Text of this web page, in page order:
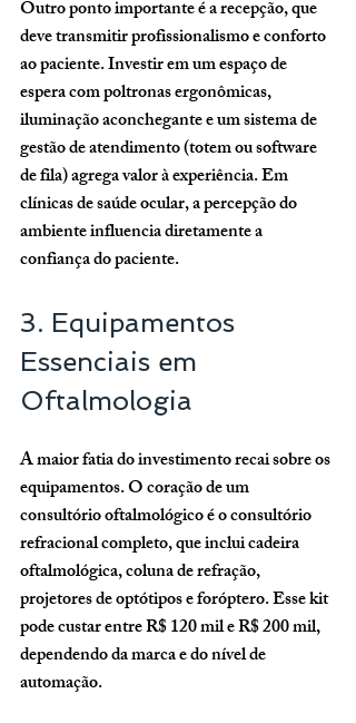
Outro ponto importante é a recepção, que
deve transmitir profissionalismo e conforto
ao paciente. Investir em um espaço de
espera com poltronas ergonômicas,
iluminação aconchegante e um sistema de
gestão de atendimento (totem ou software
de fila) agrega valor à experiência. Em
clínicas de saúde ocular, a percepção do
ambiente influencia diretamente a
confiança do paciente.
3. Equipamentos
Essenciais em
Oftalmologia
A maior fatia do investimento recai sobre os
equipamentos. O coração de um
consultório oftalmológico é o consultório
refracional completo, que inclui cadeira
oftalmológica, coluna de refração,
projetores de optótipos e foróptero. Esse kit
pode custar entre R$ 120 mil e R$ 200 mil,
dependendo da marca e do nível de
automação.